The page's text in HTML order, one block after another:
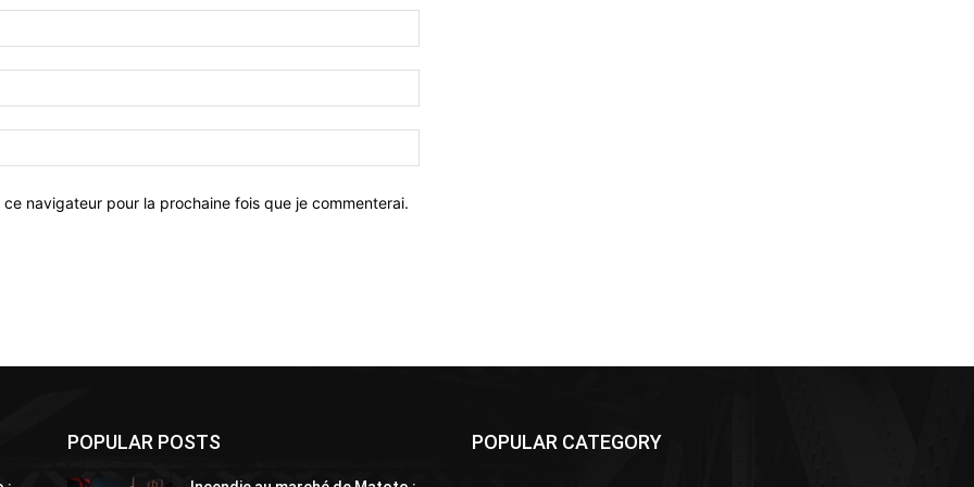
navigateur pour la prochaine fois que je commenterai.
POPULAR POSTS POPULAR CATEGORY